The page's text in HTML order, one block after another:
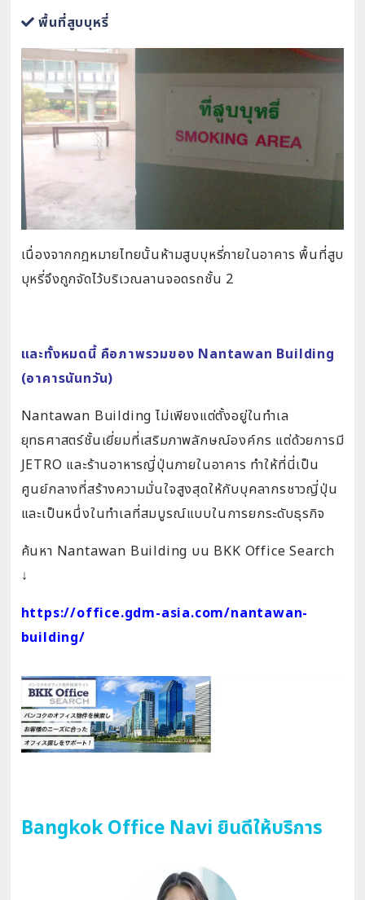
พื้นที่สูบบุหรี่
เนื่องจากกฎหมายไทยนั้นห้ามสูบบุหรี่ภายในอาคาร พื้นที่สูบ
บุหรี่จึงถูกจัดไว้บริเวณลานจอดรถชั้น 2
และทั้งหมดนี้ คือภาพรวมของ Nantawan Building
(อาคารนันทวัน)
Nantawan Building ไม่เพียงแต่ตั้งอยู่ในทำเล
ยุทธศาสตร์ชั้นเยี่ยมที่เสริมภาพลักษณ์องค์กร แต่ด้วยการมี
JETRO และร้านอาหารญี่ปุ่นภายในอาคาร ทำให้ที่นี่เป็น
ศูนย์กลางที่สร้างความมั่นใจสูงสุดให้กับบุคลากรชาวญี่ปุ่น
และเป็นหนึ่งในทำเลที่สมบูรณ์แบบในการยกระดับธุรกิจ
ค้นหา Nantawan Building บน BKK Office Search
↓
https://office.gdm-asia.com/nantawan-
building/
Bangkok Office Navi ยินดีให้บริการ